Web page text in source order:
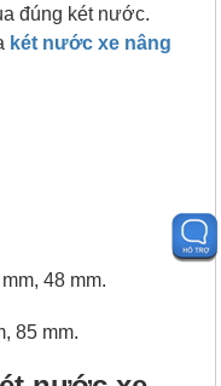
đúng két nước.
két nước xe nâng
48 mm.
85 mm.